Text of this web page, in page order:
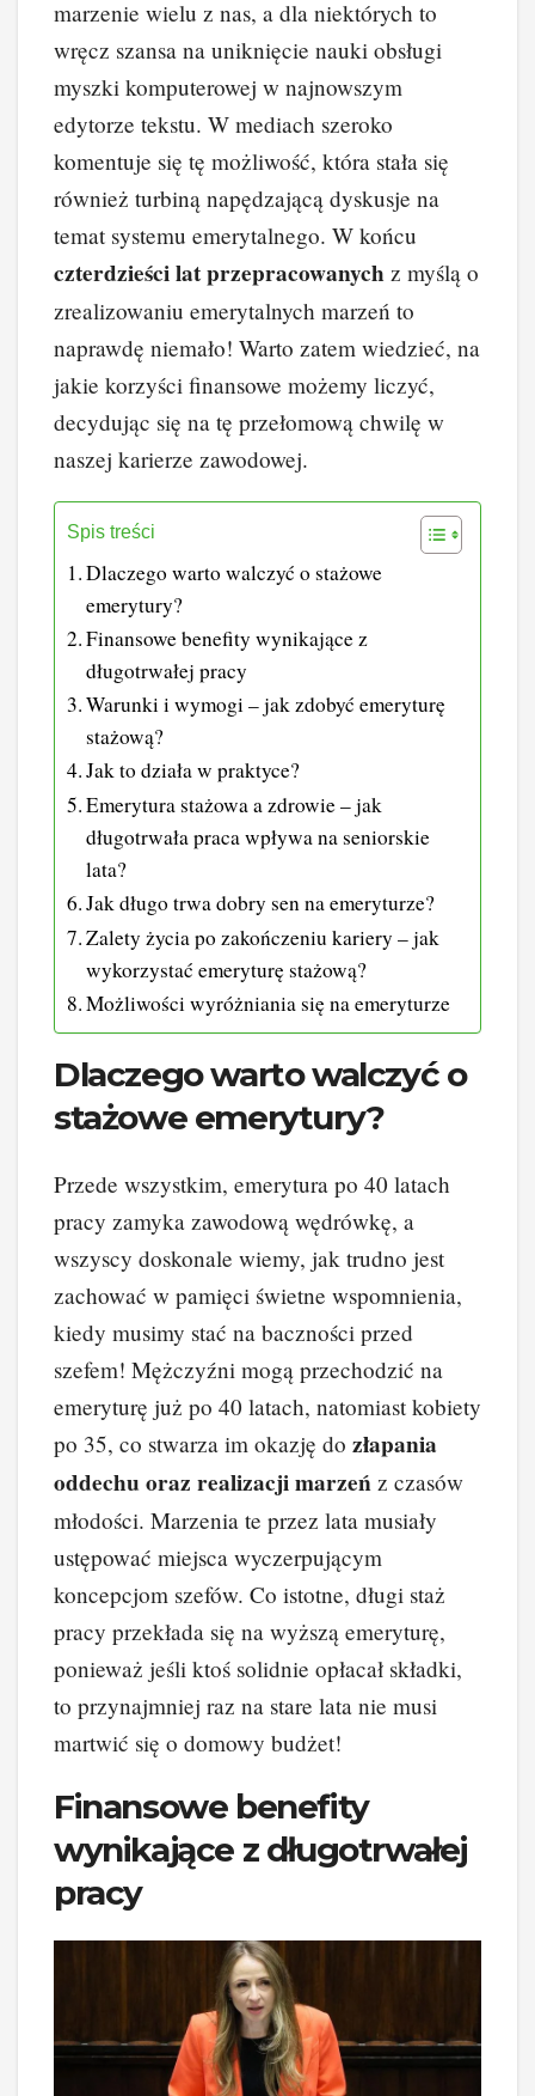
e
b
o
o
k
e
st
e
dI
n
di
t
p
y
Li
n
k
marzenie wielu z nas, a dla niektórych to
wręcz szansa na uniknięcie nauki obsługi
myszki komputerowej w najnowszym
edytorze tekstu. W mediach szeroko
komentuje się tę możliwość, która stała się
również turbiną napędzającą dyskusje na
temat systemu emerytalnego. W końcu
czterdzieści lat przepracowanych z myślą o
zrealizowaniu emerytalnych marzeń to
naprawdę niemało! Warto zatem wiedzieć, na
jakie korzyści finansowe możemy liczyć,
decydując się na tę przełomową chwilę w
naszej karierze zawodowej.
Spis treści
Dlaczego warto walczyć o stażowe
emerytury?
Finansowe benefity wynikające z
długotrwałej pracy
Warunki i wymogi – jak zdobyć emeryturę
stażową?
Jak to działa w praktyce?
Emerytura stażowa a zdrowie – jak
długotrwała praca wpływa na seniorskie
lata?
Jak długo trwa dobry sen na emeryturze?
Zalety życia po zakończeniu kariery – jak
wykorzystać emeryturę stażową?
Możliwości wyróżniania się na emeryturze
Dlaczego warto walczyć o
stażowe emerytury?
Przede wszystkim, emerytura po 40 latach
pracy zamyka zawodową wędrówkę, a
wszyscy doskonale wiemy, jak trudno jest
zachować w pamięci świetne wspomnienia,
kiedy musimy stać na baczności przed
szefem! Mężczyźni mogą przechodzić na
emeryturę już po 40 latach, natomiast kobiety
po 35, co stwarza im okazję do złapania
oddechu oraz realizacji marzeń z czasów
młodości. Marzenia te przez lata musiały
ustępować miejsca wyczerpującym
koncepcjom szefów. Co istotne, długi staż
pracy przekłada się na wyższą emeryturę,
ponieważ jeśli ktoś solidnie opłacał składki,
to przynajmniej raz na stare lata nie musi
martwić się o domowy budżet!
Finansowe benefity
wynikające z długotrwałej
pracy